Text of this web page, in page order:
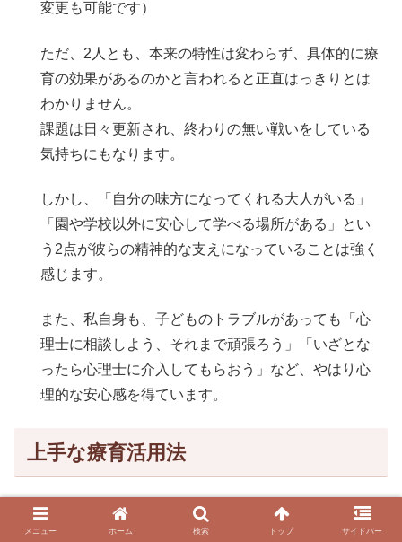
変更も可能です）
ただ、2人とも、本来の特性は変わらず、具体的に療
育の効果があるのかと言われると正直はっきりとは
わかりません。
課題は日々更新され、終わりの無い戦いをしている
気持ちにもなります。
しかし、「自分の味方になってくれる大人がいる」
「園や学校以外に安心して学べる場所がある」とい
う2点が彼らの精神的な支えになっていることは強く
感じます。
また、私自身も、子どものトラブルがあっても「心
理士に相談しよう、それまで頑張ろう」「いざとな
ったら心理士に介入してもらおう」など、やはり心
理的な安心感を得ています。
上手な療育活用法
現在、特に都市部では児童発達支援の需要が激増してお
メニュー ホーム 検索 トップ サイドバー